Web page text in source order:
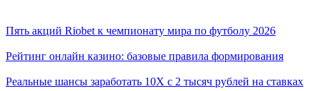
Пять акций Riobet к чемпионату мира по футболу 2026
Рейтинг онлайн казино: базовые правила формирования
Реальные шансы заработать 10X с 2 тысяч рублей на ставках